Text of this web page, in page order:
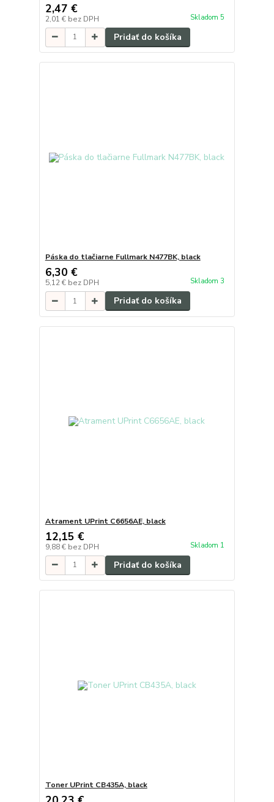
2,47 €
2,01 € bez DPH Skladom 5
Pridať do košíka
Páska do tlačiarne Fullmark N477BK, black
6,30 €
5,12 € bez DPH Skladom 3
Pridať do košíka
Atrament UPrint C6656AE, black
12,15 €
9,88 € bez DPH Skladom 1
Pridať do košíka
Toner UPrint CB435A, black